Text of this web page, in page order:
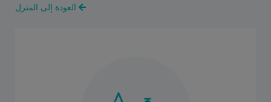
العودة إلى المنزل